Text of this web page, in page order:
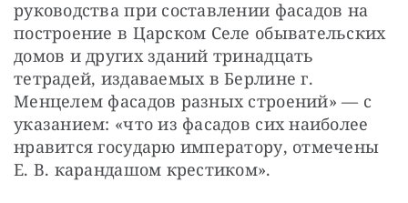
руководства при составлении фасадов на
построение в Царском Селе обывательских
домов и других зданий тринадцать
тетрадей, издаваемых в Берлине г.
Менцелем фасадов разных строений» — с
указанием: «что из фасадов сих наиболее
нравится государю императору, отмечены
Е. В. карандашом крестиком».